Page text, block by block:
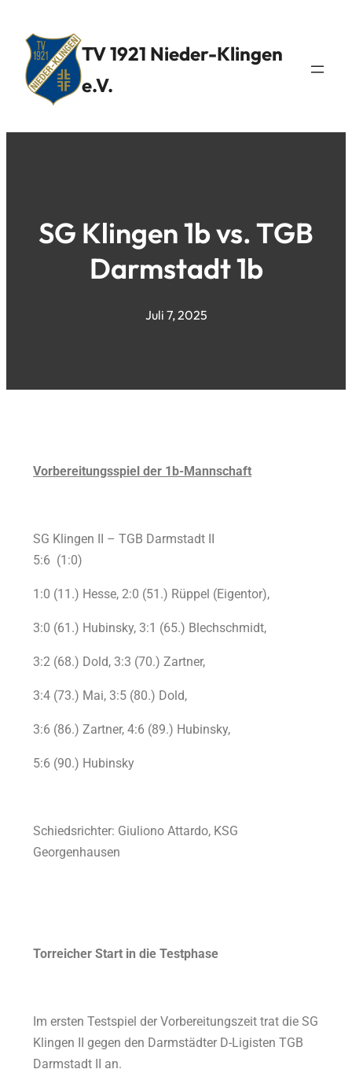
TV 1921 Nieder-Klingen
e.V.
SG Klingen 1b vs. TGB
Darmstadt 1b
Juli 7, 2025
Vorbereitungsspiel der 1b-Mannschaft
SG Klingen II – TGB Darmstadt II
5:6 (1:0)
1:0 (11.) Hesse, 2:0 (51.) Rüppel (Eigentor),
3:0 (61.) Hubinsky, 3:1 (65.) Blechschmidt,
3:2 (68.) Dold, 3:3 (70.) Zartner,
3:4 (73.) Mai, 3:5 (80.) Dold,
3:6 (86.) Zartner, 4:6 (89.) Hubinsky,
5:6 (90.) Hubinsky
Schiedsrichter: Giuliono Attardo, KSG
Georgenhausen
Torreicher Start in die Testphase
Im ersten Testspiel der Vorbereitungszeit trat die SG
Klingen II gegen den Darmstädter D-Ligisten TGB
Darmstadt II an.